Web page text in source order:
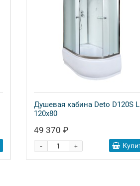
Душевая кабина Deto D120S L
120x80
49 370 ₽
+
-